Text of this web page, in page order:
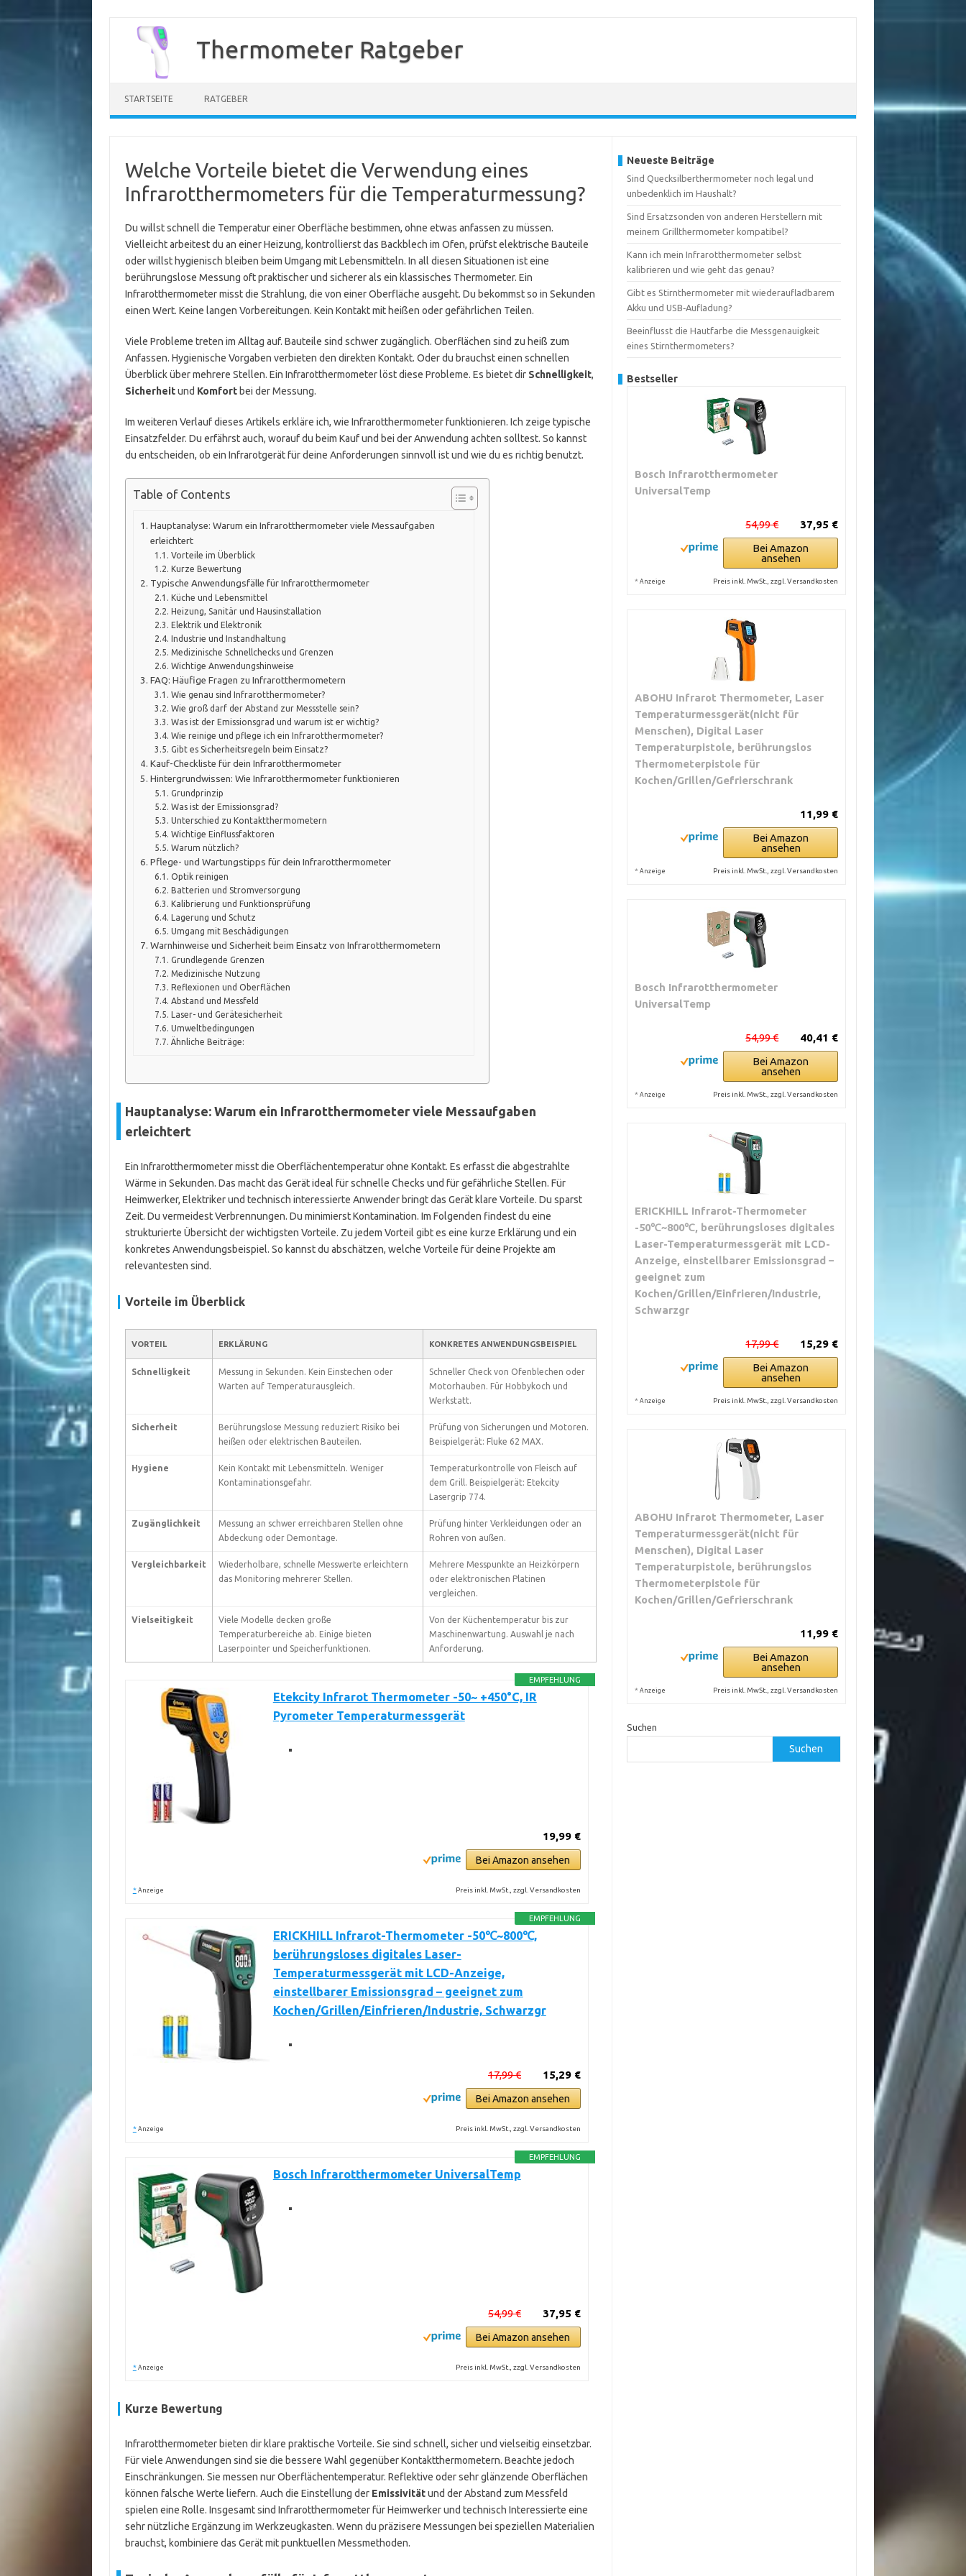
springen
Thermometer Ratgeber
STARTSEITE RATGEBER
Welche Vorteile bietet die Verwendung eines
Infrarotthermometers für die Temperaturmessung?
Du willst schnell die Temperatur einer Oberfläche bestimmen, ohne etwas anfassen zu müssen.
Vielleicht arbeitest du an einer Heizung, kontrollierst das Backblech im Ofen, prüfst elektrische Bauteile
oder willst hygienisch bleiben beim Umgang mit Lebensmitteln. In all diesen Situationen ist eine
berührungslose Messung oft praktischer und sicherer als ein klassisches Thermometer. Ein
Infrarotthermometer misst die Strahlung, die von einer Oberfläche ausgeht. Du bekommst so in Sekunden
einen Wert. Keine langen Vorbereitungen. Kein Kontakt mit heißen oder gefährlichen Teilen.
Viele Probleme treten im Alltag auf. Bauteile sind schwer zugänglich. Oberflächen sind zu heiß zum
Anfassen. Hygienische Vorgaben verbieten den direkten Kontakt. Oder du brauchst einen schnellen
Überblick über mehrere Stellen. Ein Infrarotthermometer löst diese Probleme. Es bietet dir Schnelligkeit,
Sicherheitund Komfortbei der Messung.
Im weiteren Verlauf dieses Artikels erkläre ich, wie Infrarotthermometer funktionieren. Ich zeige typische
Einsatzfelder. Du erfährst auch, worauf du beim Kauf und bei der Anwendung achten solltest. So kannst
du entscheiden, ob ein Infrarotgerät für deine Anforderungen sinnvoll ist und wie du es richtig benutzt.
Table of Contents
Hauptanalyse: Warum ein Infrarotthermometer viele Messaufgaben
erleichtert
Vorteile im Überblick
Kurze Bewertung
Typische Anwendungsfälle für Infrarotthermometer
Küche und Lebensmittel
Heizung, Sanitär und Hausinstallation
Elektrik und Elektronik
Industrie und Instandhaltung
Medizinische Schnellchecks und Grenzen
Wichtige Anwendungshinweise
FAQ: Häufige Fragen zu Infrarotthermometern
Wie genau sind Infrarotthermometer?
Wie groß darf der Abstand zur Messstelle sein?
Was ist der Emissionsgrad und warum ist er wichtig?
Wie reinige und pflege ich ein Infrarotthermometer?
Gibt es Sicherheitsregeln beim Einsatz?
Kauf-Checkliste für dein Infrarotthermometer
Hintergrundwissen: Wie Infrarotthermometer funktionieren
Grundprinzip
Was ist der Emissionsgrad?
Unterschied zu Kontaktthermometern
Wichtige Einflussfaktoren
Warum nützlich?
Pflege- und Wartungstipps für dein Infrarotthermometer
Optik reinigen
Batterien und Stromversorgung
Kalibrierung und Funktionsprüfung
Lagerung und Schutz
Umgang mit Beschädigungen
Warnhinweise und Sicherheit beim Einsatz von Infrarotthermometern
Grundlegende Grenzen
Medizinische Nutzung
Reflexionen und Oberflächen
Abstand und Messfeld
Laser- und Gerätesicherheit
Umweltbedingungen
Ähnliche Beiträge:
Hauptanalyse: Warum ein Infrarotthermometer viele Messaufgaben
erleichtert
Ein Infrarotthermometer misst die Oberflächentemperatur ohne Kontakt. Es erfasst die abgestrahlte
Wärme in Sekunden. Das macht das Gerät ideal für schnelle Checks und für gefährliche Stellen. Für
Heimwerker, Elektriker und technisch interessierte Anwender bringt das Gerät klare Vorteile. Du sparst
Zeit. Du vermeidest Verbrennungen. Du minimierst Kontamination. Im Folgenden findest du eine
strukturierte Übersicht der wichtigsten Vorteile. Zu jedem Vorteil gibt es eine kurze Erklärung und ein
konkretes Anwendungsbeispiel. So kannst du abschätzen, welche Vorteile für deine Projekte am
relevantesten sind.
Vorteile im Überblick
VORTEIL ERKLÄRUNG KONKRETES ANWENDUNGSBEISPIEL
Schnelligkeit
Messung in Sekunden. Kein Einstechen oder
Warten auf Temperaturausgleich.
Schneller Check von Ofenblechen oder
Motorhauben. Für Hobbykoch und
Werkstatt.
Sicherheit
Berührungslose Messung reduziert Risiko bei
heißen oder elektrischen Bauteilen.
Prüfung von Sicherungen und Motoren.
Beispielgerät: Fluke 62 MAX.
Hygiene
Kein Kontakt mit Lebensmitteln. Weniger
Kontaminationsgefahr.
Temperaturkontrolle von Fleisch auf
dem Grill. Beispielgerät: Etekcity
Lasergrip 774.
Zugänglichkeit
Messung an schwer erreichbaren Stellen ohne
Abdeckung oder Demontage.
Prüfung hinter Verkleidungen oder an
Rohren von außen.
Vergleichbarkeit
Wiederholbare, schnelle Messwerte erleichtern
das Monitoring mehrerer Stellen.
Mehrere Messpunkte an Heizkörpern
oder elektronischen Platinen
vergleichen.
Vielseitigkeit
Viele Modelle decken große
Temperaturbereiche ab. Einige bieten
Laserpointer und Speicherfunktionen.
Von der Küchentemperatur bis zur
Maschinenwartung. Auswahl je nach
Anforderung.
EMPFEHLUNG
Etekcity Infrarot Thermometer -50~ +450°C, IR
Pyrometer Temperaturmessgerät
19,99 €
Bei Amazon ansehen
* Anzeige Preis inkl. MwSt., zzgl. Versandkosten
EMPFEHLUNG
ERICKHILL Infrarot-Thermometer -50℃~800℃,
berührungsloses digitales Laser-
Temperaturmessgerät mit LCD-Anzeige,
einstellbarer Emissionsgrad – geeignet zum
Kochen/Grillen/Einfrieren/Industrie, Schwarzgr
15,29 €
17,99 €
Bei Amazon ansehen
* Anzeige Preis inkl. MwSt., zzgl. Versandkosten
EMPFEHLUNG
Bosch Infrarotthermometer UniversalTemp
37,95 €
54,99 €
Bei Amazon ansehen
* Anzeige Preis inkl. MwSt., zzgl. Versandkosten
Kurze Bewertung
Infrarotthermometer bieten dir klare praktische Vorteile. Sie sind schnell, sicher und vielseitig einsetzbar.
Für viele Anwendungen sind sie die bessere Wahl gegenüber Kontaktthermometern. Beachte jedoch
Einschränkungen. Sie messen nur Oberflächentemperatur. Reflektive oder sehr glänzende Oberflächen
können falsche Werte liefern. Auch die Einstellung der Emissivitätund der Abstand zum Messfeld
spielen eine Rolle. Insgesamt sind Infrarotthermometer für Heimwerker und technisch Interessierte eine
sehr nützliche Ergänzung im Werkzeugkasten. Wenn du präzisere Messungen bei speziellen Materialien
brauchst, kombiniere das Gerät mit punktuellen Messmethoden.
Neueste Beiträge
Sind Quecksilberthermometer noch legal und
unbedenklich im Haushalt?
Sind Ersatzsonden von anderen Herstellern mit
meinem Grillthermometer kompatibel?
Kann ich mein Infrarotthermometer selbst
kalibrieren und wie geht das genau?
Gibt es Stirnthermometer mit wiederaufladbarem
Akku und USB‑Aufladung?
Beeinflusst die Hautfarbe die Messgenauigkeit
eines Stirnthermometers?
Bestseller
Bosch Infrarotthermometer
UniversalTemp
37,95 €
54,99 €
Bei Amazon
ansehen
* Anzeige Preis inkl. MwSt., zzgl. Versandkosten
ABOHU Infrarot Thermometer, Laser
Temperaturmessgerät(nicht für
Menschen), Digital Laser
Temperaturpistole, berührungslos
Thermometerpistole für
Kochen/Grillen/Gefrierschrank
11,99 €
Bei Amazon
ansehen
* Anzeige Preis inkl. MwSt., zzgl. Versandkosten
Bosch Infrarotthermometer
UniversalTemp
40,41 €
54,99 €
Bei Amazon
ansehen
* Anzeige Preis inkl. MwSt., zzgl. Versandkosten
ERICKHILL Infrarot-Thermometer
-50℃~800℃, berührungsloses digitales
Laser-Temperaturmessgerät mit LCD-
Anzeige, einstellbarer Emissionsgrad –
geeignet zum
Kochen/Grillen/Einfrieren/Industrie,
Schwarzgr
15,29 €
17,99 €
Bei Amazon
ansehen
* Anzeige Preis inkl. MwSt., zzgl. Versandkosten
ABOHU Infrarot Thermometer, Laser
Temperaturmessgerät(nicht für
Menschen), Digital Laser
Temperaturpistole, berührungslos
Thermometerpistole für
Kochen/Grillen/Gefrierschrank
11,99 €
Bei Amazon
ansehen
* Anzeige Preis inkl. MwSt., zzgl. Versandkosten
Suchen
Suchen